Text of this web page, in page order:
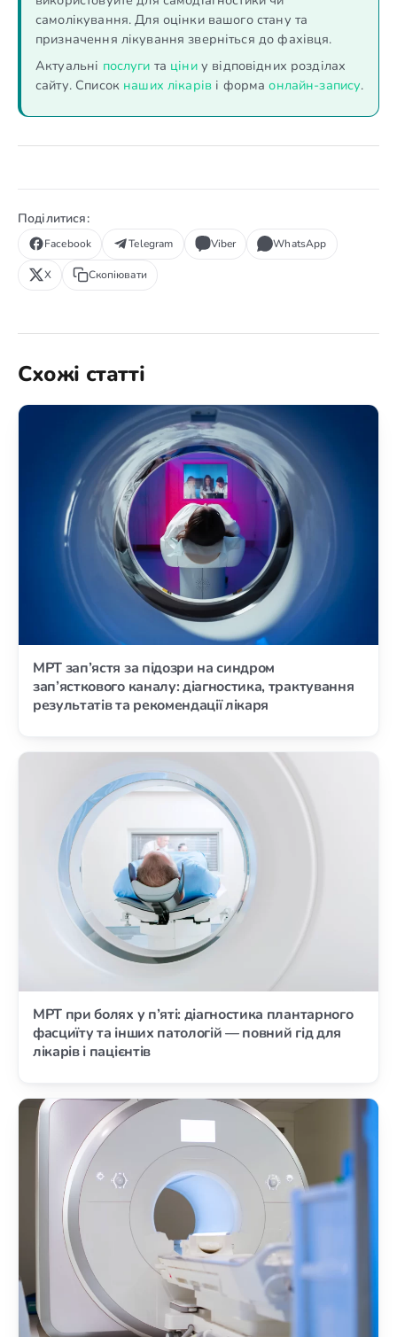
самолікування. Для оцінки вашого стану та
призначення лікування зверніться до фахівця.
Актуальні послуги та ціниу відповідних розділах
сайту. Список наших лікарів і формаонлайн-запису.
Поділитися:
Facebook Telegram Viber WhatsApp
X Скопіювати
Схожі статті
МРТ зап’ястя за підозри на синдром
зап’ясткового каналу: діагностика, трактування
результатів та рекомендації лікаря
МРТ при болях у п’яті: діагностика плантарного
фасциїту та інших патологій — повний гід для
лікарів і пацієнтів